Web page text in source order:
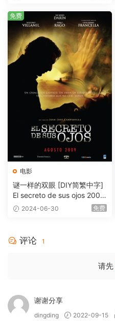
电影
谜一样的双眼 [DIY简繁中字]
El secreto de sus ojos 2009
1080p Blu-ray AVC DTS-HD
2024-06-30 免费
免费
评论 1
请先
谢谢分享
dingding 2022-09-15